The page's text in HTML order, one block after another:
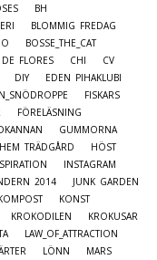
BH
BLOMMIG FREDAG
BOSSE_THE_CAT
DE FLORES CHI
CV
DIY
EDEN PIHAKLUBI
FISKARS
FÖRELÄSNING
GUMMORNA
TRÄDGÅRD
HÖST
INSTAGRAM
2014
JUNK GARDEN
KONST
KROKODILEN
KROKUSAR
LAW_OF_ATTRACTION
LÖNN
MARS